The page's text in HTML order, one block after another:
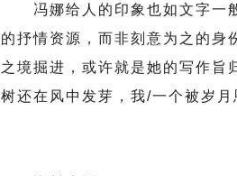
冯娜给人的印象也如文字一般
的抒情资源，而非刻意为之的身
之境掘进，或许就是她的写作旨
树还在风中发芽，我/一个被岁